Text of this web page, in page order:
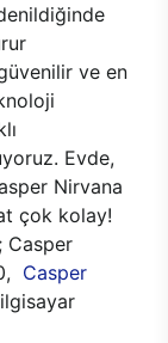
ve en
Evde,
Nirvana
çok kolay!
Casper
Casper